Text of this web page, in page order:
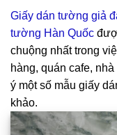
Giấy dán tường giả
tường Hàn Quốc
chuộng nhất trong
hàng, quán cafe, nhà
ý một số mẫu giấy
khảo.